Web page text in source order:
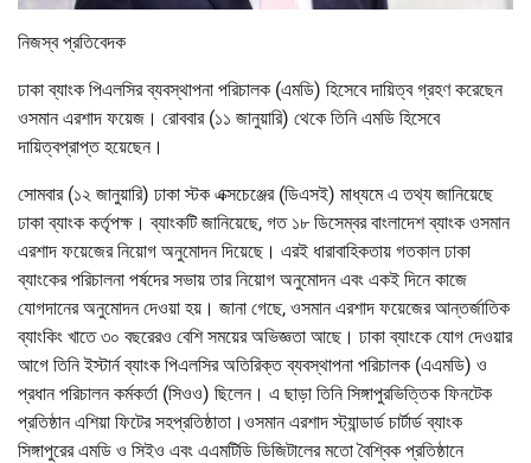
নিজস্ব প্রতিবেদক
ঢাকা ব্যাংক পিএলসির ব্যবস্থাপনা পরিচালক (এমডি) হিসেবে দায়িত্ব গ্রহণ করেছেন
ওসমান এরশাদ ফয়েজ। রোববার (১১ জানুয়ারি) থেকে তিনি এমডি হিসেবে
দায়িত্বপ্রাপ্ত হয়েছেন।
সোমবার (১২ জানুয়ারি) ঢাকা স্টক এক্সচেঞ্জের (ডিএসই) মাধ্যমে এ তথ্য জানিয়েছে
ঢাকা ব্যাংক কর্তৃপক্ষ। ব্যাংকটি জানিয়েছে, গত ১৮ ডিসেম্বর বাংলাদেশ ব্যাংক ওসমান
এরশাদ ফয়েজের নিয়োগ অনুমোদন দিয়েছে। এরই ধারাবাহিকতায় গতকাল ঢাকা
ব্যাংকের পরিচালনা পর্ষদের সভায় তার নিয়োগ অনুমোদন এবং একই দিনে কাজে
যোগদানের অনুমোদন দেওয়া হয়। জানা গেছে, ওসমান এরশাদ ফয়েজের আন্তর্জাতিক
ব্যাংকিং খাতে ৩০ বছরেরও বেশি সময়ের অভিজ্ঞতা আছে। ঢাকা ব্যাংকে যোগ দেওয়ার
আগে তিনি ইস্টার্ন ব্যাংক পিএলসির অতিরিক্ত ব্যবস্থাপনা পরিচালক (এএমডি) ও
প্রধান পরিচালন কর্মকর্তা (সিওও) ছিলেন। এ ছাড়া তিনি সিঙ্গাপুরভিত্তিক ফিনটেক
প্রতিষ্ঠান এশিয়া ফিটের সহপ্রতিষ্ঠাতা।ওসমান এরশাদ স্ট্যান্ডার্ড চার্টার্ড ব্যাংক
সিঙ্গাপুরের এমডি ও সিইও এবং এএমটিডি ডিজিটালের মতো বৈশ্বিক প্রতিষ্ঠানে